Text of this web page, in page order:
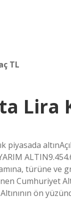
TL
Lira
piyasada
türüne ve
Cumhuriyet
ön